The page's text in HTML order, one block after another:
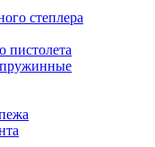
степлера
пистолета